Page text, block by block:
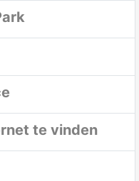
te vinden